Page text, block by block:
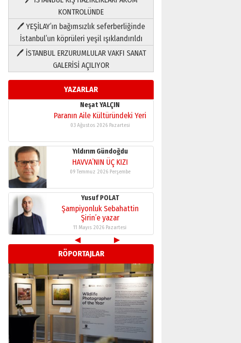
KONTROLÜNDE
🖊 YEŞİLAY’ın bağımsızlık seferberliğinde
İstanbul’un köprüleri yeşil ışıklandırıldı
🖊 İSTANBUL ERZURUMLULAR VAKFI SANAT
GALERİSİ AÇILIYOR
YAZARLAR
Yıldırım Gündoğdu
HAVVA’NIN ÜÇ KIZI
09 Temmuz 2026 Perşembe
Yusuf POLAT
Şampiyonluk Sebahattin
Şirin’e yazar
11 Mayıs 2026 Pazartesi
Neşat YALÇIN
Paranın Aile Kültüründeki Yeri
03 Ağustos 2026 Pazartesi
Yıldırım Gündoğdu
HAVVA’NIN ÜÇ KIZI
09 Temmuz 2026 Perşembe
Yusuf POLAT
Şampiyonluk Sebahattin
Şirin’e yazar
11 Mayıs 2026 Pazartesi
Neşat YALÇIN
Paranın Aile Kültüründeki Yeri
03 Ağustos 2026 Pazartesi
Yıldırım Gündoğdu
HAVVA’NIN ÜÇ KIZI
09 Temmuz 2026 Perşembe
Yusuf POLAT
◀
▶
RÖPORTAJLAR